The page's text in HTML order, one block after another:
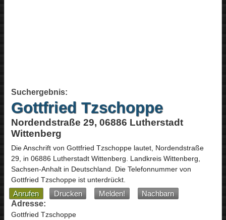
Suchergebnis:
Gottfried Tzschoppe
Nordendstraße 29, 06886 Lutherstadt
Wittenberg
Die Anschrift von Gottfried Tzschoppelautet, Nordendstraße
29, in 06886 Lutherstadt Wittenberg. Landkreis Wittenberg,
Sachsen-Anhaltin Deutschland. Die Telefonnummer von
Gottfried Tzschoppe ist unterdrückt.
Anrufen Drucken Melden!
Nachbarn
Adresse:
Gottfried Tzschoppe